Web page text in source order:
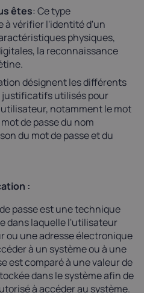
êtes: Ce type
vérifier l'identité d'un
physiques,
la reconnaissance
désignent les différents
utilisés pour
notamment le mot
de passe du nom
du mot de passe et du
:
passe est une technique
dans laquelle l'utilisateur
une adresse électronique
à un système ou à une
est comparé à une valeur de
dans le système afin de
à accéder au système.